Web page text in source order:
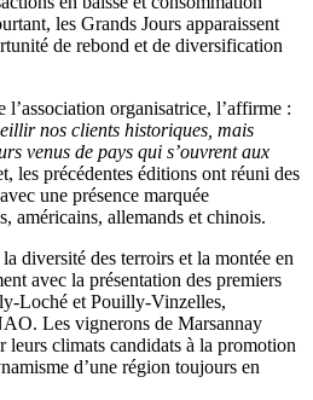
les Grands Jours apparaissent
de rebond et de diversification
organisatrice, l’affirme :
nos clients historiques, mais
venus de pays qui s’ouvrent aux
les précédentes éditions ont réuni des
une présence marquée
américains, allemands et chinois.
diversité des terroirs et la montée en
avec la présentation des premiers
Loché et Pouilly-Vinzelles,
Les vignerons de Marsannay
leurs climats candidats à la promotion
d’une région toujours en